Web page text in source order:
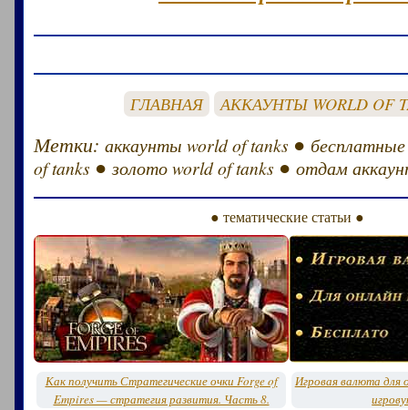
ГЛАВНАЯ АККАУНТЫ WORLD OF
Метки:аккаунты world of tanks ●
of tanks ●золото world of tanks ●отдам
● тематические статьи ●
Как получить Стратегические очки Forge of
Empires — стратегия развития. Часть 8.
Игровая валюта для